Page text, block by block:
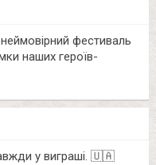
фестиваль
наших героїв-
у виграші. 🇺🇦